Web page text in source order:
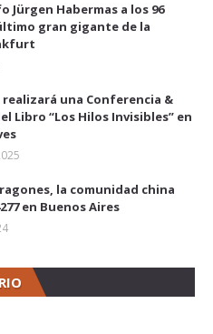
Jürgen Habermas a los 96
gran gigante de la
realizará una Conferencia &
Libro “Los Hilos Invisibles” en
la comunidad china
en Buenos Aires